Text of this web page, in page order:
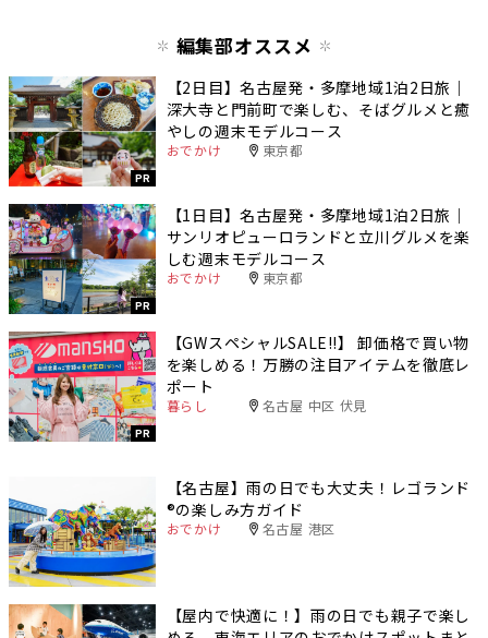
編集部オススメ
PR
【2日目】名古屋発・多摩地域1泊2日旅｜
深大寺と門前町で楽しむ、そばグルメと癒
やしの週末モデルコース
おでかけ 東京都
PR
【1日目】名古屋発・多摩地域1泊2日旅｜
サンリオピューロランドと立川グルメを楽
しむ週末モデルコース
おでかけ 東京都
PR
【GWスペシャルSALE‼︎】 卸価格で買い物
を楽しめる！万勝の注目アイテムを徹底レ
ポート
暮らし 名古屋 中区 伏見
【名古屋】雨の日でも大丈夫！レゴランド
®️の楽しみ方ガイド
おでかけ 名古屋 港区
【屋内で快適に！】雨の日でも親子で楽し